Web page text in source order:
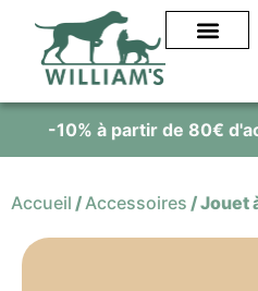
-10% à partir de 80€
Accueil / Accessoires /Jouet